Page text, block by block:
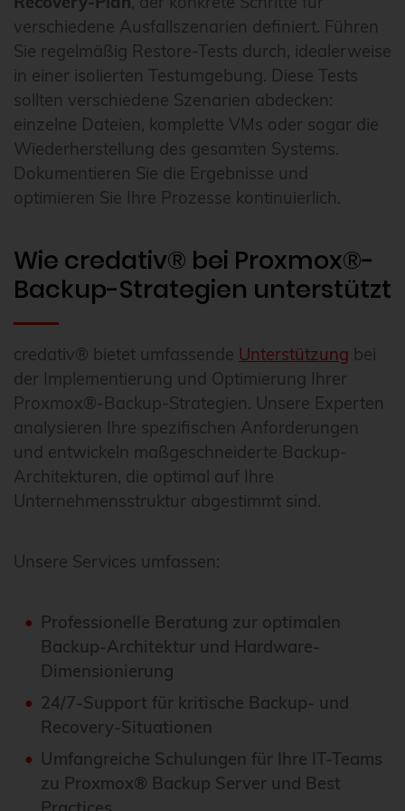
verschiedene Ausfallszenarien definiert. Führen
Sie regelmäßig Restore-Tests durch, idealerweise
in einer isolierten Testumgebung. Diese Tests
sollten verschiedene Szenarien abdecken:
einzelne Dateien, komplette VMs oder sogar die
Wiederherstellung des gesamten Systems.
Dokumentieren Sie die Ergebnisse und
optimieren Sie Ihre Prozesse kontinuierlich.
Wie credativ® bei Proxmox®-
Backup-Strategien unterstützt
credativ® bietet umfassende Unterstützung bei
der Implementierung und Optimierung Ihrer
Proxmox®-Backup-Strategien. Unsere Experten
analysieren Ihre spezifischen Anforderungen
und entwickeln maßgeschneiderte Backup-
Architekturen, die optimal auf Ihre
Unternehmensstruktur abgestimmt sind.
Unsere Services umfassen:
Professionelle Beratung zur optimalen
Backup-Architektur und Hardware-
Dimensionierung
24/7-Support für kritische Backup- und
Recovery-Situationen
Umfangreiche Schulungen für Ihre IT-Teams
zu Proxmox® Backup Server und Best